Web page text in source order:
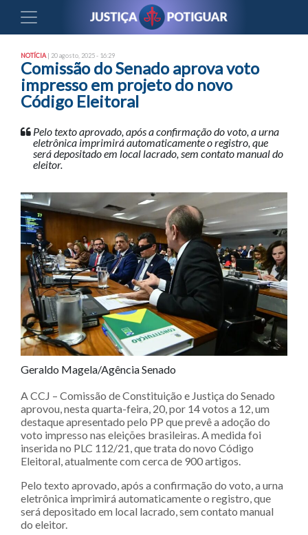
NOTÍCIA | 20 agosto, 2025 - 16:29
Comissão do Senado aprova voto
impresso em projeto do novo
Código Eleitoral
Pelo texto aprovado, após a confirmação do voto, a urna
eletrônica imprimirá automaticamente o registro, que
será depositado em local lacrado, sem contato manual do
eleitor.
Geraldo Magela/Agência Senado
A CCJ – Comissão de Constituição e Justiça do Senado
aprovou, nesta quarta-feira, 20, por 14 votos a 12, um
destaque apresentado pelo PP que prevê a adoção do
voto impresso nas eleições brasileiras. A medida foi
inserida no PLC 112/21, que trata do novo Código
Eleitoral, atualmente com cerca de 900 artigos.
Pelo texto aprovado, após a confirmação do voto, a urna
eletrônica imprimirá automaticamente o registro, que
será depositado em local lacrado, sem contato manual
do eleitor.